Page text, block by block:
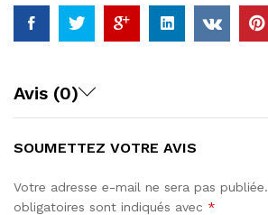
Avis (0)
SOUMETTEZ VOTRE AVIS
Votre adresse e-mail ne sera pas publiée.
obligatoires sont indiqués avec *